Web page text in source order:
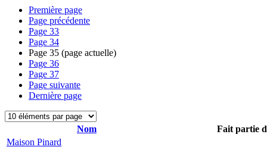
Première page
Page précédente
Page 33
Page 34
Page 35 (page actuelle)
Page 36
Page 37
Page suivante
Dernière page
Nom
Fait partie
Maison Pinard